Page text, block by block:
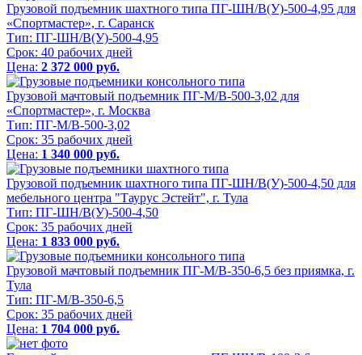
Грузовой подъемник шахтного типа ПГ-ШН/В(У)-500-4,95 для
«Спортмастер», г. Саранск
Тип: ПГ-ШН/В(У)-500-4,95
Срок: 40 рабочих дней
Цена: 2 372 000 руб.
Грузовой мачтовый подъемник ПГ-М/В-500-3,02 для
«Спортмастер», г. Москва
Тип: ПГ-М/В-500-3,02
Срок: 35 рабочих дней
Цена: 1 340 000 руб.
Грузовой подъемник шахтного типа ПГ-ШН/В(У)-500-4,50 для
мебельного центра "Таурус Эстейт", г. Тула
Тип: ПГ-ШН/В(У)-500-4,50
Срок: 35 рабочих дней
Цена: 1 833 000 руб.
Грузовой мачтовый подъемник ПГ-М/В-350-6,5 без приямка, г.
Тула
Тип: ПГ-М/В-350-6,5
Срок: 35 рабочих дней
Цена: 1 704 000 руб.